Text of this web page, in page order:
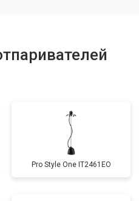
Pro Style One IT2461ЕО